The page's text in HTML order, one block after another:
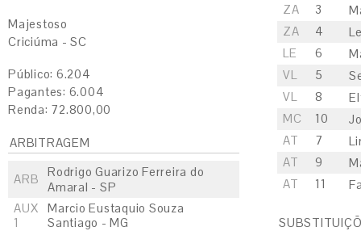
Majestoso
Criciúma - SC
Público: 6.204
Pagantes: 6.004
Renda: 72.800,00
ARBITRAGEM
ARB
Rodrigo Guarizo Ferreira do
Amaral - SP
AUX
1
Marcio Eustaquio Souza
Santiago - MG
ZA
3
ZA
4
LE
6
VL
5
VL
8
MC
10
AT
7
AT
9
AT
11